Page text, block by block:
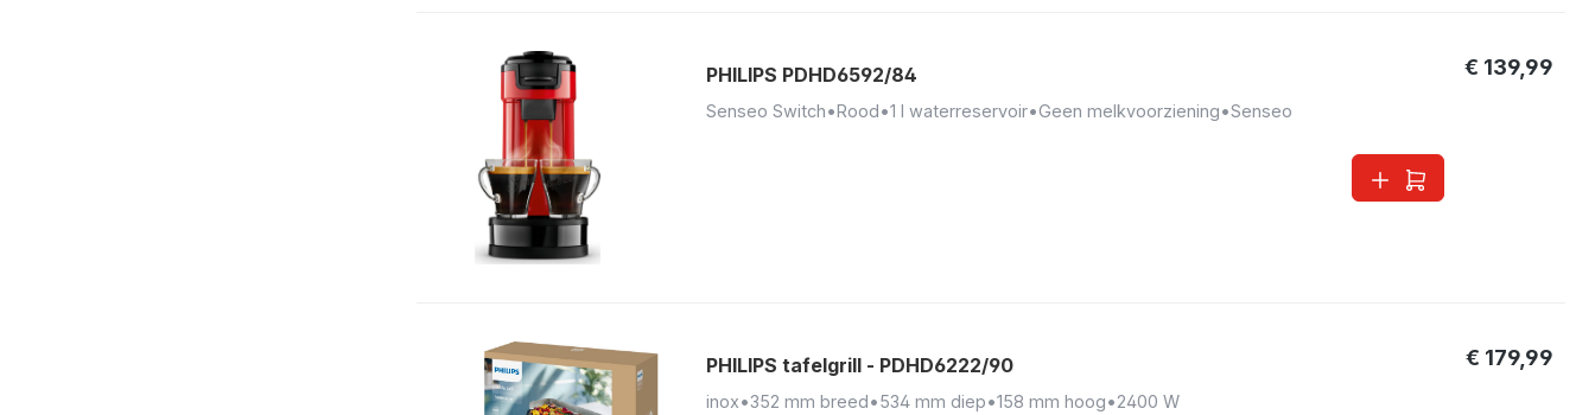
PHILIPS PDHD6592/84
Senseo Switch•Rood•1 l waterreservoir•Geen melkvoorziening•Senseo
€ 139,99
PHILIPS tafelgrill - PDHD6222/90
inox•352 mm breed•534 mm diep•158 mm hoog•2400 W
€ 179,99